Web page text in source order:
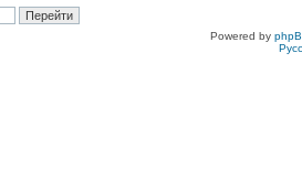
Powered by